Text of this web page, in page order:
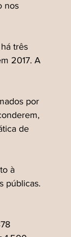
nos
três
2017. A
por
de
à
públicas.